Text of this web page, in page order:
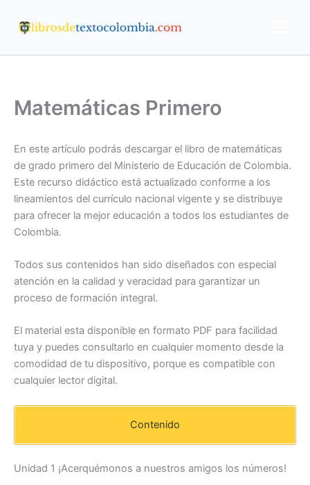
Matemáticas Primero
En este artículo podrás descargar el libro de matemáticas
de grado primero del Ministerio de Educación de Colombia.
Este recurso didáctico está actualizado conforme a los
lineamientos del currículo nacional vigente y se distribuye
para ofrecer la mejor educación a todos los estudiantes de
Colombia.
Todos sus contenidos han sido diseñados con especial
atención en la calidad y veracidad para garantizar un
proceso de formación integral.
El material esta disponible en formato PDF para facilidad
tuya y puedes consultarlo en cualquier momento desde la
comodidad de tu dispositivo, porque es compatible con
cualquier lector digital.
Contenido
Unidad 1 ¡Acerquémonos a nuestros amigos los números!